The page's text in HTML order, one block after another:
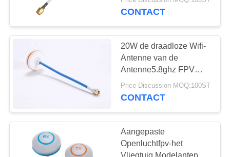
FABRIEKSREIS
KWALITEITSCONTROLE
CONTACTEER
ONS
NIEUWS
GSM-GPRS-
antenne
24
Draadloos
CONTACT
20W de draadloze Wifi-
Antenne van de
Antenne5.8ghz FPV
Paddestoel met
Toegangssystemen
Price Discussion MOQ:100ST
CONTACT
Aangepaste
Openluchtfpv-het
Vliegtuig Modelantenne